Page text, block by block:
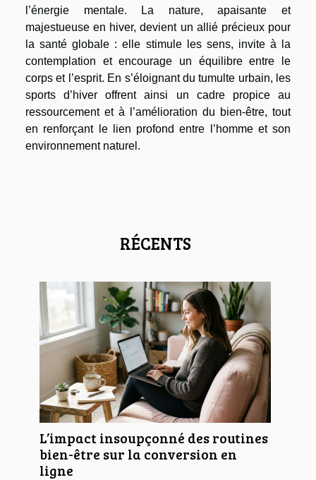
l’énergie mentale. La nature, apaisante et
majestueuse en hiver, devient un allié précieux pour
la santé globale : elle stimule les sens, invite à la
contemplation et encourage un équilibre entre le
corps et l’esprit. En s’éloignant du tumulte urbain, les
sports d’hiver offrent ainsi un cadre propice au
ressourcement et à l’amélioration du bien-être, tout
en renforçant le lien profond entre l’homme et son
environnement naturel.
RÉCENTS
L’impact insoupçonné des routines
bien-être sur la conversion en
ligne